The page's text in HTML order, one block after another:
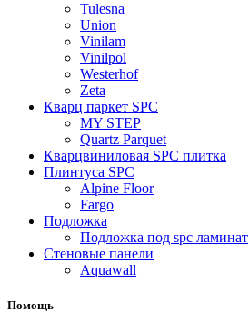
Tulesna
Union
Vinilam
Vinilpol
Westerhof
Zeta
Кварц паркет SPC
MY STEP
Quartz Parquet
Кварцвиниловая SPC плитка
Плинтуса SPC
Alpine Floor
Fargo
Подложка
Подложка под spc ламинат
Стеновые панели
Aquawall
Помощь